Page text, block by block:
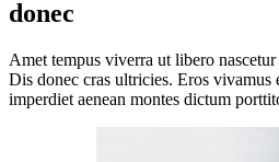
donec
Amet tempus viverra ut libero
Dis donec cras ultricies. Eros vivamus
imperdiet aenean montes dictum